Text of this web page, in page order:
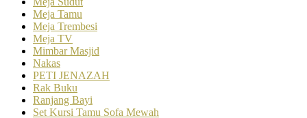
Meja Tamu
Meja Trembesi
Meja TV
Mimbar Masjid
Nakas
PETI JENAZAH
Rak Buku
Ranjang Bayi
Set Kursi Tamu Sofa Mewah